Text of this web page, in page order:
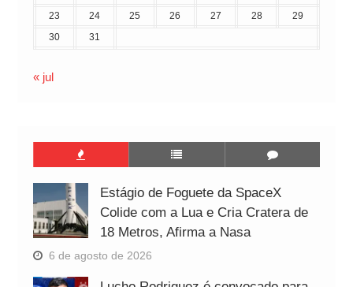
23
24 25 26 27 28
29
30
31
« jul
Estágio de Foguete da SpaceX
Colide com a Lua e Cria Cratera de
18 Metros, Afirma a Nasa
6 de agosto de 2026